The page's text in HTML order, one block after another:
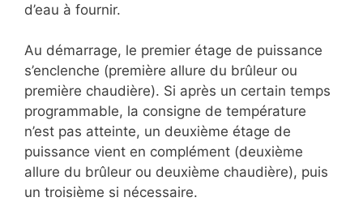
d’eau à fournir.
Au démarrage, le premier étage de puissance
s’enclenche (première allure du brûleur ou
première chaudière). Si après un certain temps
programmable, la consigne de température
n’est pas atteinte, un deuxième étage de
puissance vient en complément (deuxième
allure du brûleur ou deuxième chaudière), puis
un troisième si nécessaire.